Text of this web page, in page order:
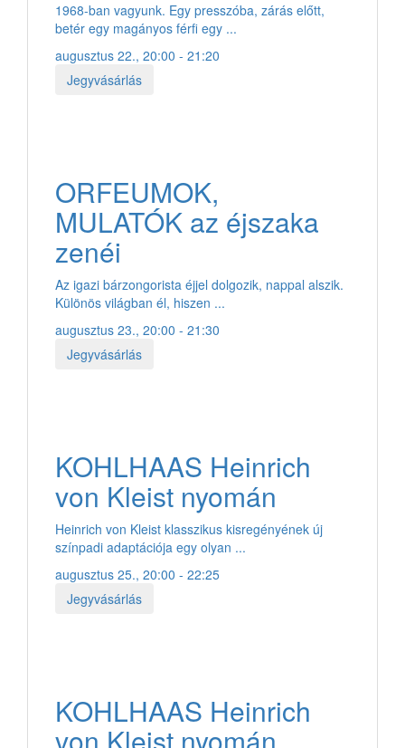
1968-ban vagyunk. Egy presszóba, zárás előtt,
betér egy magányos férfi egy ...
augusztus 22., 20:00 - 21:20
Jegyvásárlás
ORFEUMOK,
MULATÓK az éjszaka
zenéi
Az igazi bárzongorista éjjel dolgozik, nappal alszik.
Különös világban él, hiszen ...
augusztus 23., 20:00 - 21:30
Jegyvásárlás
KOHLHAAS Heinrich
von Kleist nyomán
Heinrich von Kleist klasszikus kisregényének új
színpadi adaptációja egy olyan ...
augusztus 25., 20:00 - 22:25
Jegyvásárlás
KOHLHAAS Heinrich